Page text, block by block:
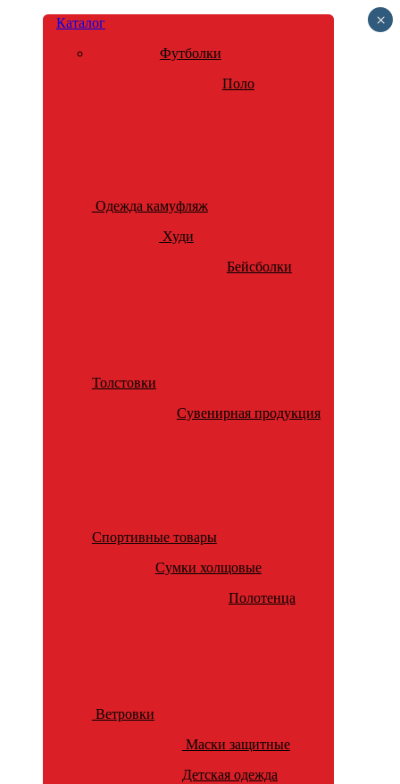
Каталог
Футболки
Поло
Одежда камуфляж
Худи
Бейсболки
Толстовки
Сувенирная продукция
Спортивные товары
Сумки холщовые
Полотенца
Ветровки
Маски защитные
Детская одежда
×